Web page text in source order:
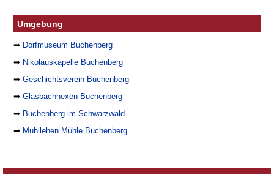
Umgebung
➡ Dorfmuseum Buchenberg
➡ Nikolauskapelle Buchenberg
➡Geschichtsverein Buchenberg
➡Glasbachhexen Buchenberg
➡ Buchenberg im Schwarzwald
➡ Mühllehen Mühle Buchenberg